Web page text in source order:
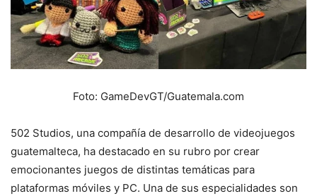
Foto: GameDevGT/Guatemala.com
502 Studios, una compañía de desarrollo de videojuegos
guatemalteca, ha destacado en su rubro por crear
emocionantes juegos de distintas temáticas para
plataformas móviles y PC. Una de sus especialidades son